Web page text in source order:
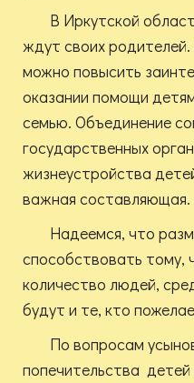
В Иркутской
ждут своих
можно повысить
оказании помощи
семью. Объединение
государственных
жизнеустройства
важная составляющая.
Надеемся, что
способствовать тому,
количество людей,
будут и те, кто
По вопросам
попечительства